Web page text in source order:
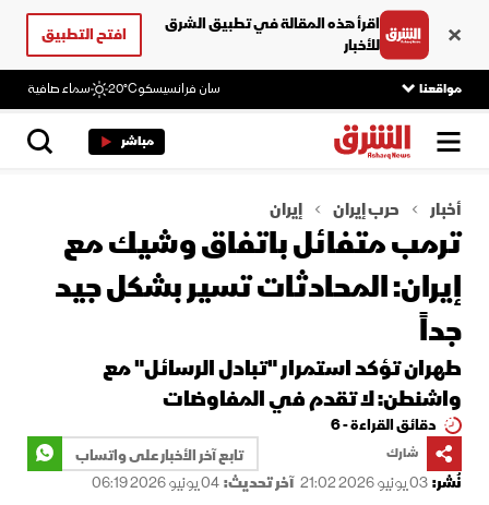
اقرأ هذه المقالة في تطبيق الشرق
للأخبار
افتح التطبيق
مواقعنا سان فرانسيسكو20°C سماء صافية
مباشر
أخبار حرب إيران إيران
ترمب متفائل باتفاق وشيك مع
إيران: المحادثات تسير بشكل جيد
جداً
طهران تؤكد استمرار "تبادل الرسائل" مع
واشنطن: لا تقدم في المفاوضات
دقائق القراءة - 6
شارك
تابع آخر الأخبار على واتساب
نُشر:03 يونيو 2026 21:02 آخر تحديث:04 يونيو 2026 06:19